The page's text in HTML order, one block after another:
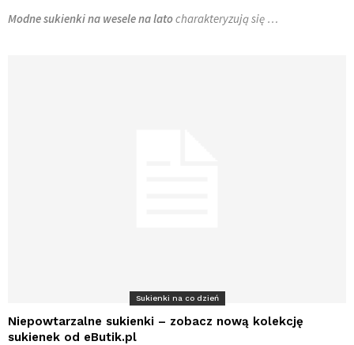
Modne sukienki na wesele na latocharakteryzują się …
Sukienki na co dzień
Niepowtarzalne sukienki – zobacz nową kolekcję
sukienek od eButik.pl